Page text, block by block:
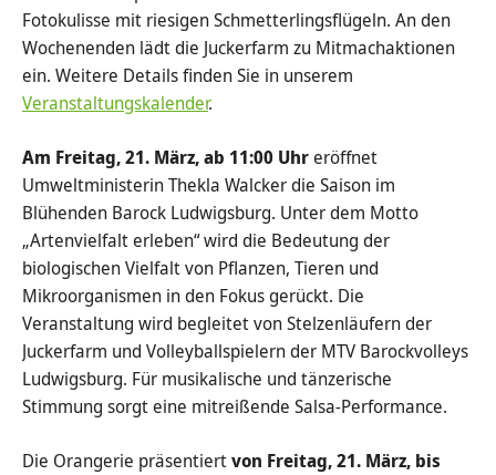
Fotokulisse mit riesigen Schmetterlingsflügeln. An den
Wochenenden lädt die Juckerfarm zu Mitmachaktionen
ein. Weitere Details finden Sie in unserem
Veranstaltungskalender.
Am Freitag, 21. März, ab 11:00 Uhreröffnet
Umweltministerin Thekla Walcker die Saison im
Blühenden Barock Ludwigsburg. Unter dem Motto
„Artenvielfalt erleben“ wird die Bedeutung der
biologischen Vielfalt von Pflanzen, Tieren und
Mikroorganismen in den Fokus gerückt. Die
Veranstaltung wird begleitet von Stelzenläufern der
Juckerfarm und Volleyballspielern der MTV Barockvolleys
Ludwigsburg. Für musikalische und tänzerische
Stimmung sorgt eine mitreißende Salsa-Performance.
Die Orangerie präsentiertvon Freitag, 21. März, bis